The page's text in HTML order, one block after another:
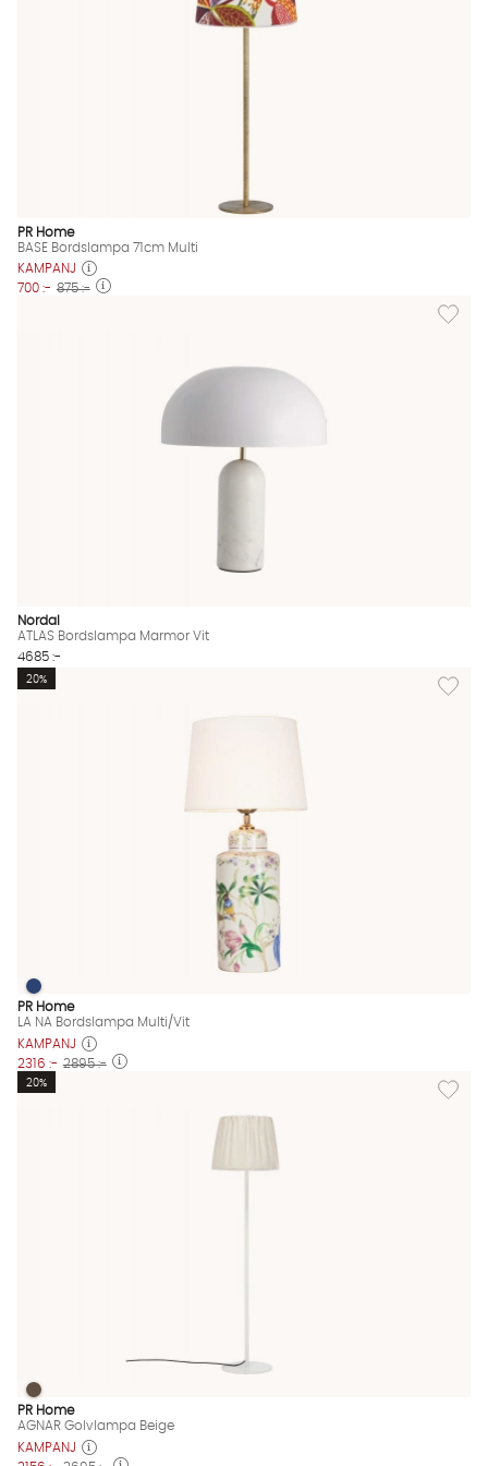
PR Home
BASE Bordslampa 71cm Multi
KAMPANJ
700 :- 875 :-
Lägg
Nordal
ATLAS Bordslampa Marmor Vit
4685 :-
Lägg
20%
LA NA Bordslampa Multi/Vit Finns även i dessa färger:
LA NA Bordslampa Multi/Vit
PR Home
LA NA Bordslampa Multi/Vit
KAMPANJ
2316 :- 2895 :-
Lägg
20%
AGNAR Golvlampa Beige Finns även i dessa färger:
AGNAR Golvlampa Beige
PR Home
AGNAR Golvlampa Beige
KAMPANJ